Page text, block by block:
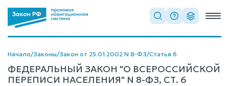
Начало/Законы/Закон от 25.01.2002 N 8-ФЗ/Статья 6
ФЕДЕРАЛЬНЫЙ ЗАКОН "О ВСЕРОССИЙСКОЙ
ПЕРЕПИСИ НАСЕЛЕНИЯ" N 8-ФЗ, СТ. 6